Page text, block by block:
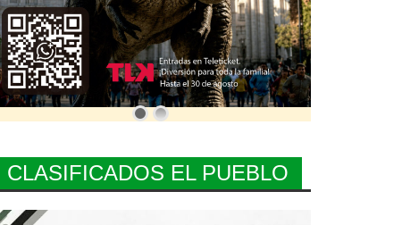
CLASIFICADOS EL PUEBLO